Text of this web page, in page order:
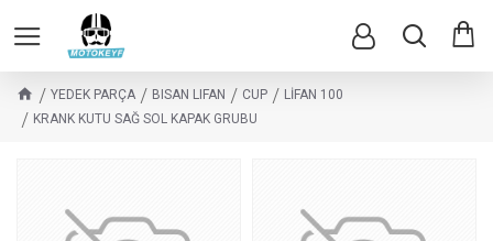
YEDEK PARÇA BISAN LIFAN CUP
LİFAN 100
KRANK KUTU SAĞ SOL KAPAK GRUBU